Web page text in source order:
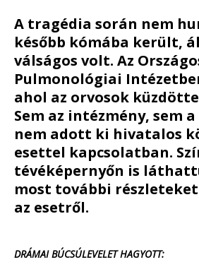
A tragédia során nem
később kómába került,
válságos volt. Az
Pulmonológiai
ahol az orvosok
Sem az intézmény, sem
nem adott ki hivatalos
esettel kapcsolatban.
tévéképernyőn is
most további
az esetről.
DRÁMAI BÚCSÚLEVELET HAGYOTT: